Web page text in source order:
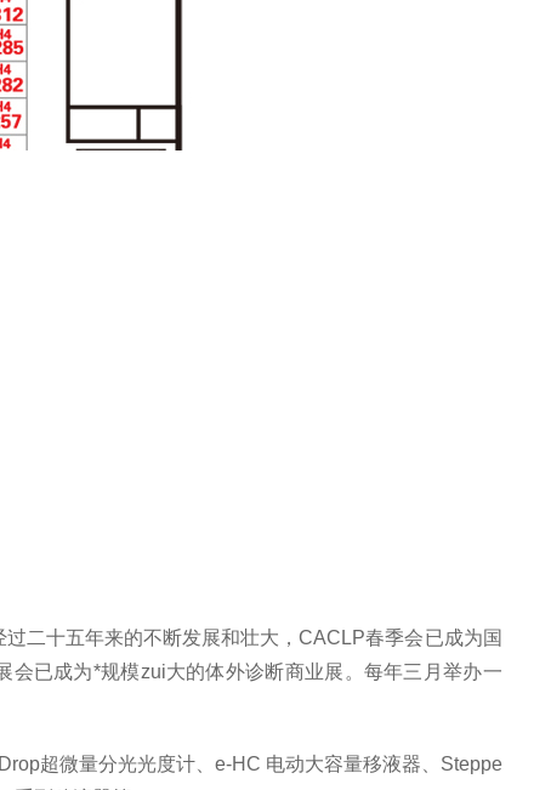
二十五年来的不断发展和壮大，CACLP春季会已成为国
已成为*规模zui大的体外诊断商业展。每年三月举办一
超微量分光光度计、e-HC 电动大容量移液器、Steppe